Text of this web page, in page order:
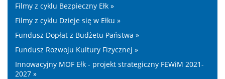
Filmy z cyklu Bezpieczny Ełk »
Filmy z cyklu Dzieje się w Ełku »
Fundusz Dopłat z Budżetu Państwa »
Fundusz Rozwoju Kultury Fizycznej »
Innowacyjny MOF Ełk - projekt strategiczny FEWiM 2021-
2027 »